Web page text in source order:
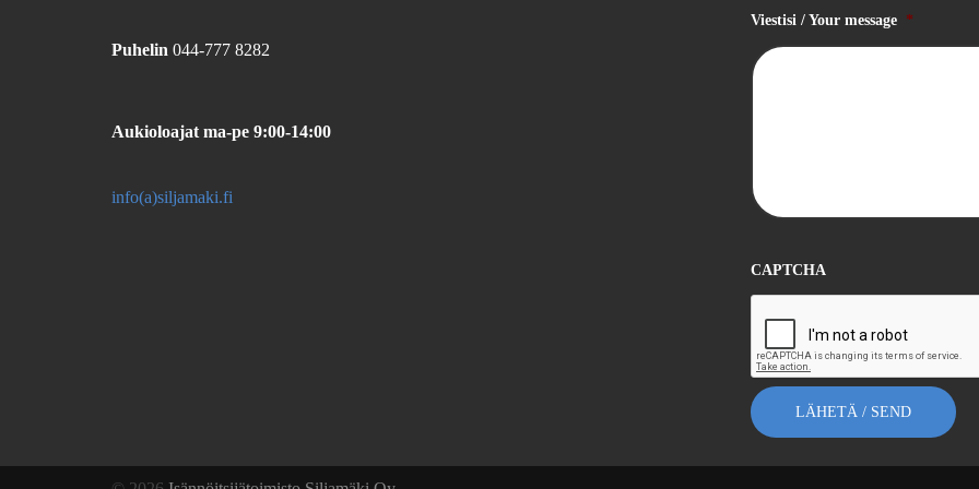
Puhelin 044-777 8282
Aukioloajat ma-pe 9:00-14:00
info(a)siljamaki.fi
Viestisi / Your message *
CAPTCHA